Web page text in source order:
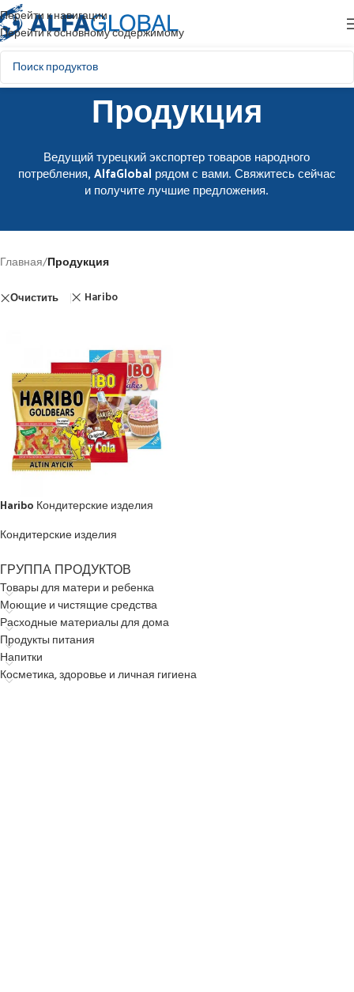
Перейти к навигации
Перейти к основному содержимому
Продукция
Ведущий турецкий экспортер товаров народного
потребления, AlfaGlobal рядом с вами. Свяжитесь сейчас
и получите лучшие предложения.
ГРУППА ПРОДУКТОВ
Товары для матери и ребенка
Моющие и чистящие средства
Расходные материалы для дома
Продукты питания
Напитки
Косметика, здоровье и личная гигиена
Главная/Продукция
Очистить Haribo
Haribo Кондитерские изделия
Кондитерские изделия